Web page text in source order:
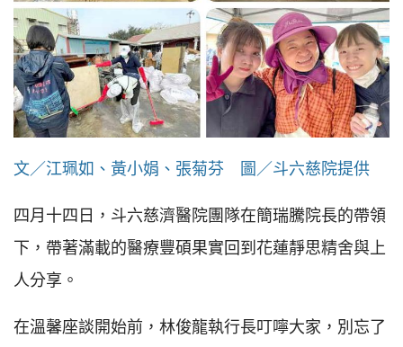
文／江珮如、黃小娟、張菊芬 圖／斗六慈院提供
四月十四日，斗六慈濟醫院團隊在簡瑞騰院長的帶領
下，帶著滿載的醫療豐碩果實回到花蓮靜思精舍與上
人分享。
在溫馨座談開始前，林俊龍執行長叮嚀大家，別忘了